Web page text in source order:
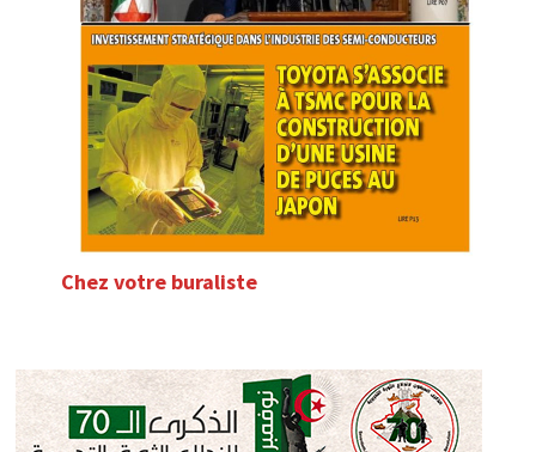
Chez votre buraliste